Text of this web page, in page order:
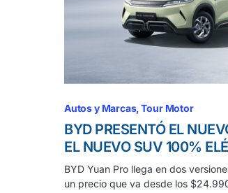
Autos y Marcas Tour Motor
BYD PRESENTÓ EL
EL NUEVO SUV 100%
BYD Yuan Pro llega en dos
un precio que va desde los